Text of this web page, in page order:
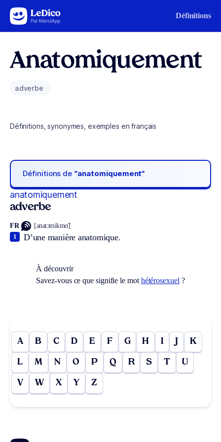
Aller au contenu Définitions
Anatomiquement
adverbe
Définitions, synonymes, exemples en français
Définitions de “anatomiquement“
anatomiquement
adverbe
FR [anatɔmikmɑ̃]
D’une manière anatomique.
1
À découvrir
Savez-vous ce que signifie le mot hétérosexuel ?
A B C D E F G H I J K
L M N O P Q R S T U
V W X Y Z